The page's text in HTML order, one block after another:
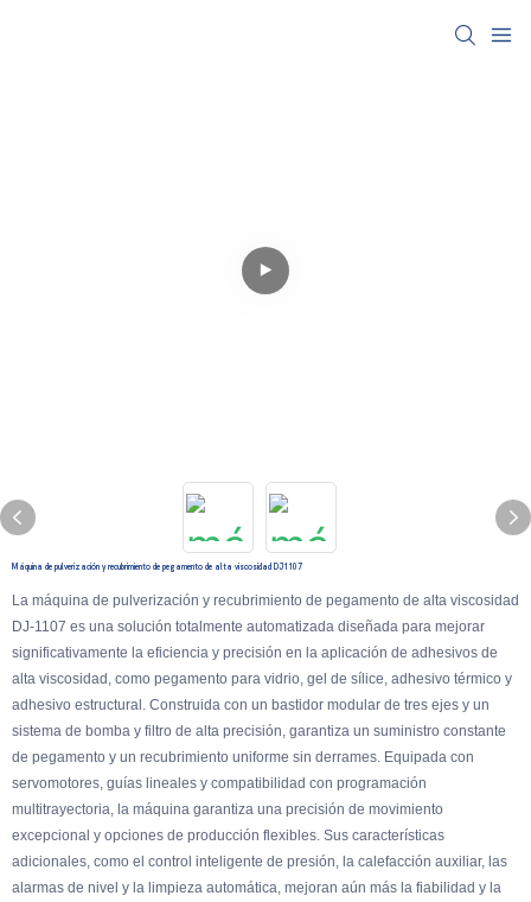
Máquina de pulverización y recubrimiento de pegamento de alta viscosidad DJ1107
La máquina de pulverización y recubrimiento de pegamento de alta viscosidad
DJ-1107 es una solución totalmente automatizada diseñada para mejorar
significativamente la eficiencia y precisión en la aplicación de adhesivos de
alta viscosidad, como pegamento para vidrio, gel de sílice, adhesivo térmico y
adhesivo estructural. Construida con un bastidor modular de tres ejes y un
sistema de bomba y filtro de alta precisión, garantiza un suministro constante
de pegamento y un recubrimiento uniforme sin derrames. Equipada con
servomotores, guías lineales y compatibilidad con programación
multitrayectoria, la máquina garantiza una precisión de movimiento
excepcional y opciones de producción flexibles. Sus características
adicionales, como el control inteligente de presión, la calefacción auxiliar, las
alarmas de nivel y la limpieza automática, mejoran aún más la fiabilidad y la